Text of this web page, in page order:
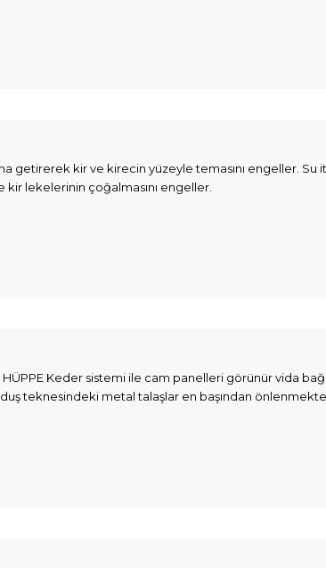
kir ve kirecin yüzeyle temasını engeller. Su
kir lekelerinin çoğalmasını engeller.
Keder sistemi ile cam panelleri görünür vida
teknesindeki metal talaşlar en başından